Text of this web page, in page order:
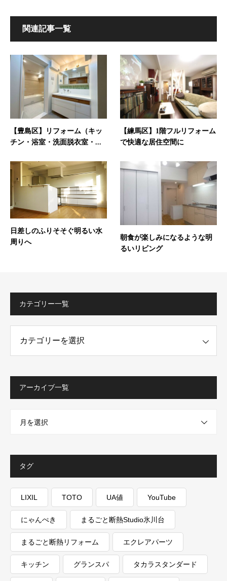
関連記事一覧
【豊島区】リフォーム（キッ
チン・浴室・洗面脱衣室・...
【練馬区】1階フルリフォーム
で快適な居住空間に
日差しのふりそそぐ明るい水
周りへ
朝食が楽しみになるような明
るいリビング
カテゴリー一覧
アーカイブ一覧
月を選択
タグ
LIXIL TOTO UA値 YouTube
にゃんぺき まるごと断熱Studio氷川台
まるごと断熱リフォーム エクレアパーツ
キッチン グランスパ タカラスタンダード